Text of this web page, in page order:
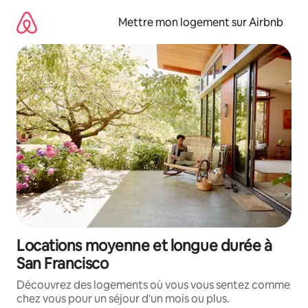
directement
contenu
Mettre mon logement sur Airbnb
Locations moyenne et longue durée à
San Francisco
Découvrez des logements où vous vous sentez comme
chez vous pour un séjour d'un mois ou plus.